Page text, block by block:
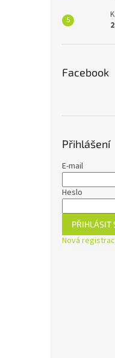
Facebook
Přihlášení
E-mail
Heslo
PŘIHLÁSIT
Nová